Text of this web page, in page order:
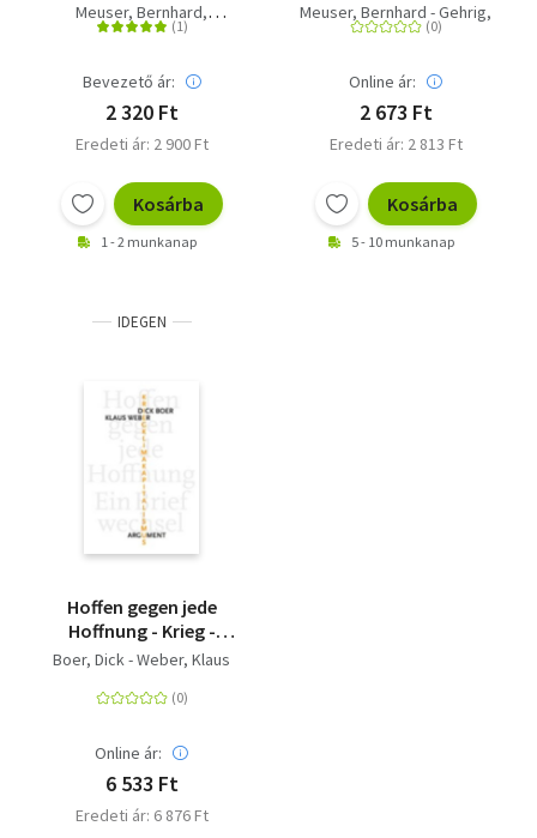
Meuser, Bernhard
Süß, Andreas
Bevezető ár:
2 320 Ft
Eredeti ár: 2 900 Ft
Kosárba
1 - 2 munkanap
Meuser, Bernhard - Gehrig,
Rudolf
Online ár:
2 673 Ft
Eredeti ár: 2 813 Ft
Kosárba
5 - 10 munkanap
IDEGEN
Hoffen gegen jede
Hoffnung - Krieg -
Klima - Kapitalismus.
Boer, Dick - Weber, Klaus
Online ár:
6 533 Ft
Eredeti ár: 6 876 Ft